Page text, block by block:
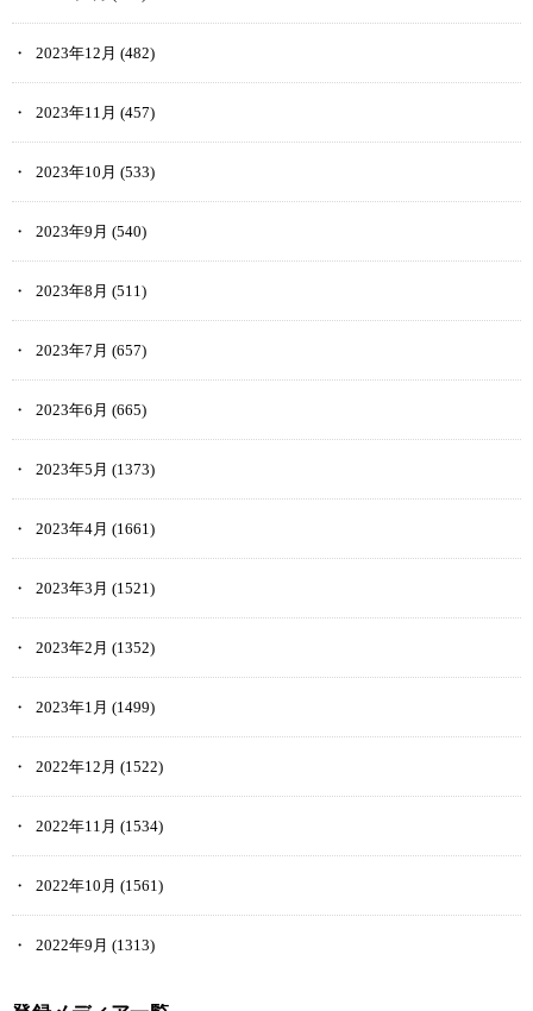
2023年12月 (482)
2023年11月 (457)
2023年10月 (533)
2023年9月 (540)
2023年8月 (511)
2023年7月 (657)
2023年6月 (665)
2023年5月 (1373)
2023年4月 (1661)
2023年3月 (1521)
2023年2月 (1352)
2023年1月 (1499)
2022年12月 (1522)
2022年11月 (1534)
2022年10月 (1561)
2022年9月 (1313)